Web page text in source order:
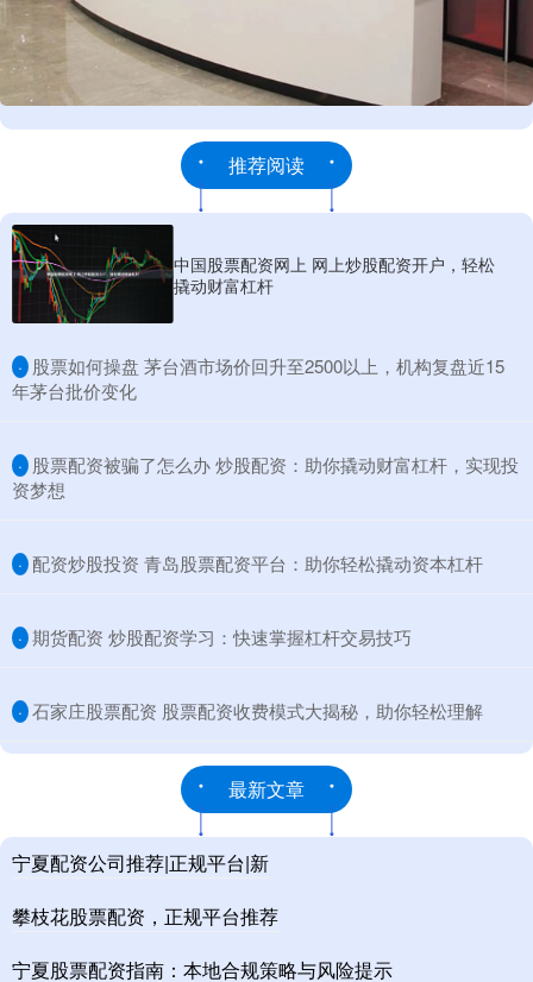
推荐阅读
中国股票配资网上 网上炒股配资开户，轻松
撬动财富杠杆
· ​股票如何操盘 茅台酒市场价回升至2500以上，机构复盘近15
年茅台批价变化
· ​股票配资被骗了怎么办 炒股配资：助你撬动财富杠杆，实现投
资梦想
· ​配资炒股投资 青岛股票配资平台：助你轻松撬动资本杠杆
· ​期货配资 炒股配资学习：快速掌握杠杆交易技巧
· ​石家庄股票配资 股票配资收费模式大揭秘，助你轻松理解
最新文章
宁夏配资公司推荐|正规平台|新
攀枝花股票配资，正规平台推荐
宁夏股票配资指南：本地合规策略与风险提示